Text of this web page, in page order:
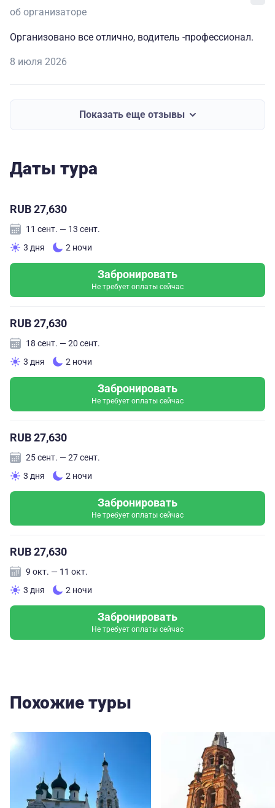
об организаторе
Организовано все отлично, водитель -профессионал.
8 июля 2026
Показать еще отзывы
Даты тура
RUB 27,630
11 сент. — 13 сент.
3 дня
2 ночи
Забронировать
Не требует оплаты сейчас
RUB 27,630
18 сент. — 20 сент.
3 дня
2 ночи
Забронировать
Не требует оплаты сейчас
RUB 27,630
25 сент. — 27 сент.
3 дня
2 ночи
Забронировать
Не требует оплаты сейчас
RUB 27,630
9 окт. — 11 окт.
3 дня
2 ночи
Забронировать
Не требует оплаты сейчас
Похожие туры